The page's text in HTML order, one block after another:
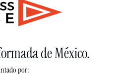
de México.
por: